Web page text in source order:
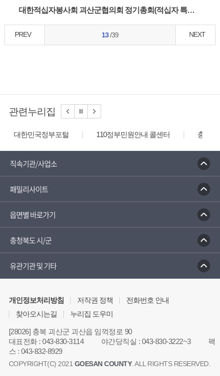
대한적십자봉사회 괴산군협의회 정기총회(적십자 특별회비 모금 납부) 사진
PREV 13/39 NEXT
관련누리집
대한민국정부포털 110정부민원안내 콜센터 충청북
직속기관/사업소
패밀리사이트
읍면별 바로가기
충청북도 시/군
유관기관 및 기타
개인정보처리방침 저작권 정책
전화번호 안내
찾아오시는길
누리집 도우미
[28026] 충북 괴산군 괴산읍 임꺽정로 90
대표전화:043-830-3114 야간당직실 : 043-830-3222~3
팩
스 : 043-832-8929
COPYRIGHT(C) 2021 GOESAN COUNTY. ALL RIGHTS RESERVED.